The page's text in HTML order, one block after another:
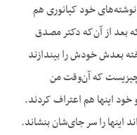
نوشته‌های خود کیانوری هم
بعد از آن‌که دکتر مصدق
بعدش خودش را بیندازند
چیزیست که آن‌وقت من
اینها هم اعتراف کردند.
اینها را سر جای‌شان بنشاند.